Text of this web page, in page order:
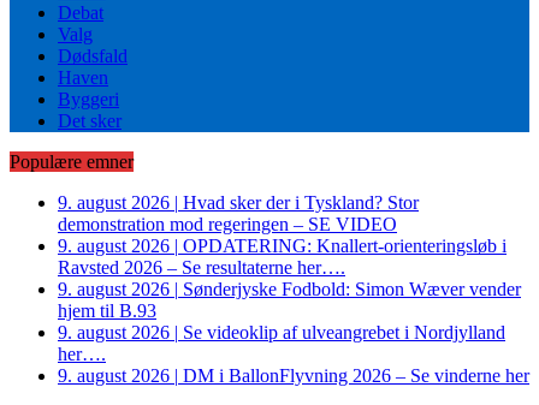
Debat
Valg
Dødsfald
Haven
Byggeri
Det sker
Populære emner
9. august 2026 | Hvad sker der i Tyskland? Stor
demonstration mod regeringen – SE VIDEO
9. august 2026 | OPDATERING: Knallert-orienteringsløb i
Ravsted 2026 – Se resultaterne her….
9. august 2026 | Sønderjyske Fodbold: Simon Wæver vender
hjem til B.93
9. august 2026 | Se videoklip af ulveangrebet i Nordjylland
her….
9. august 2026 | DM i BallonFlyvning 2026 – Se vinderne her